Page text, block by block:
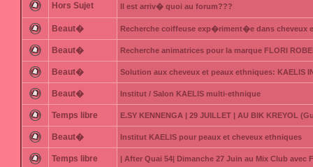
Hors Sujet Il est arriv� quoi au forum???
Beaut� Recherche coiffeuse exp�riment�e dans cheveux
Beaut� Recherche animatrices pour la marque FLORI
Beaut� Solution aux cheveux et peaux ethniques: KAELIS
Beaut� Institut / Salon KAELIS multi-ethnique
Temps libre E.SY KENNENGA | 29 JUILLET | AU BIK KREYOL
Beaut� Institut KAELIS pour peaux et cheveux ethniques
Temps libre | After Quai 54| Dimanche 27 Juin au Mix Club avec